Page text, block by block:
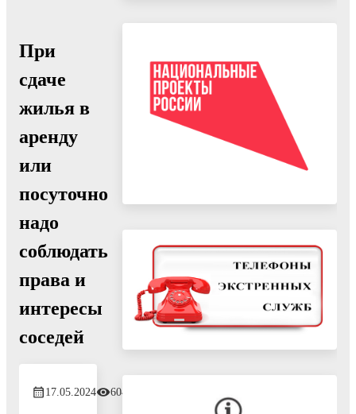
При
сдаче
жилья в
аренду
или
посуточно
надо
соблюдать
права и
интересы
соседей
17.05.2024 604